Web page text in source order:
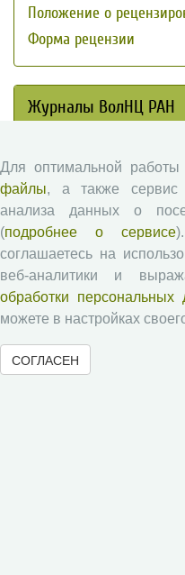
Положение о
Форма рецензии
Журналы ВолНЦ РАН
Проблемы развития
Вопросы
Социальное
Юный экономист
АгроЗооТехника
Для оптимальной
файлы, а также сервис
анализа данных о
(подробнее о сервисе
соглашаетесь на
веб-аналитики и
обработки персональных
можете в настройках
СОГЛАСЕН